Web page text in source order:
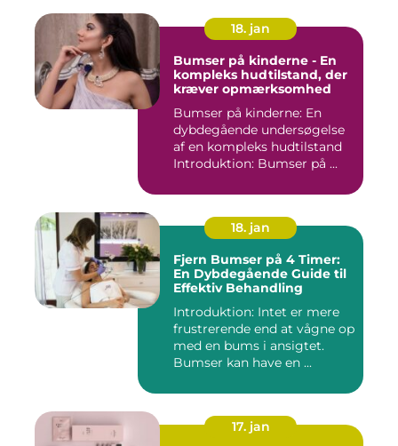
18. jan
Bumser på kinderne - En
kompleks hudtilstand, der
kræver opmærksomhed
Bumser på kinderne: En
dybdegående undersøgelse
af en kompleks hudtilstand
Introduktion: Bumser på ...
18. jan
Fjern Bumser på 4 Timer:
En Dybdegående Guide til
Effektiv Behandling
Introduktion: Intet er mere
frustrerende end at vågne op
med en bums i ansigtet.
Bumser kan have en ...
17. jan